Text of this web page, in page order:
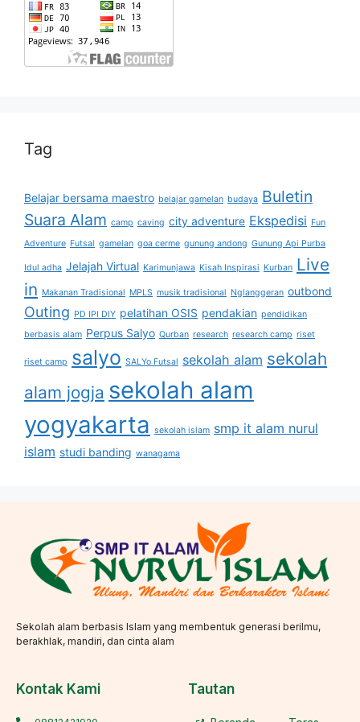
Tag
Belajar bersama maestro belajar gamelan budaya Buletin
Suara Alam camp caving city adventure Ekspedisi Fun
Adventure Futsal gamelan goa cerme gunung andong Gunung Api Purba
Idul adha Jelajah Virtual Karimunjawa Kisah Inspirasi Kurban Live
in Makanan Tradisional MPLS musik tradisional Nglanggeran outbond
Outing PD IPI DIY pelatihan OSIS pendakian pendidikan
berbasis alam Perpus Salyo Qurban research research camp riset
riset camp salyo SALYo Futsal sekolah alam sekolah
alam jogja sekolah alam
yogyakarta sekolah islam smp it alam nurul
islam studi banding wanagama
Sekolah alam berbasis Islam yang membentuk generasi berilmu,
berakhlak, mandiri, dan cinta alam
Kontak Kami Tautan